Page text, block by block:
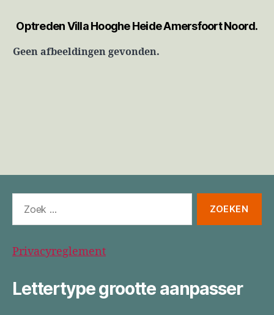
Optreden Villa Hooghe Heide Amersfoort Noord.
Geen afbeeldingen gevonden.
naar:
Privacyreglement
Lettertype grootte aanpasser